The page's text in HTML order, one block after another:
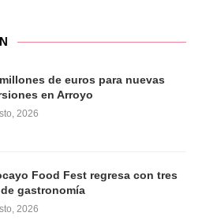
de euros para nuevas
en Arroyo
2026
Food Fest regresa con tres
gastronomía
2026